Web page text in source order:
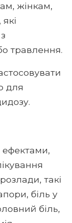
жінкам,
травлення.
для
такі
біль у
біль,